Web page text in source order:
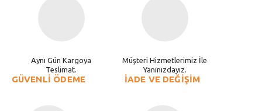
Aynı Gün Kargoya
Teslimat.
Müşteri Hizmetlerimiz İle
Yanınızdayız.
GÜVENLİ ÖDEME İADE VE DEĞİŞİM